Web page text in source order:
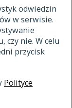
odwiedzin
w serwisie.
czy nie. W celu
przycisk
Polityce